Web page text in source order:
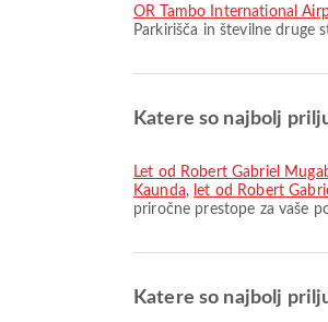
OR Tambo International
Parkirišča in številne druge
Katere so najbolj
let od Robert Gabriel
Kaunda, let od Robert
priročne prestope za vaše
Katere so najbolj